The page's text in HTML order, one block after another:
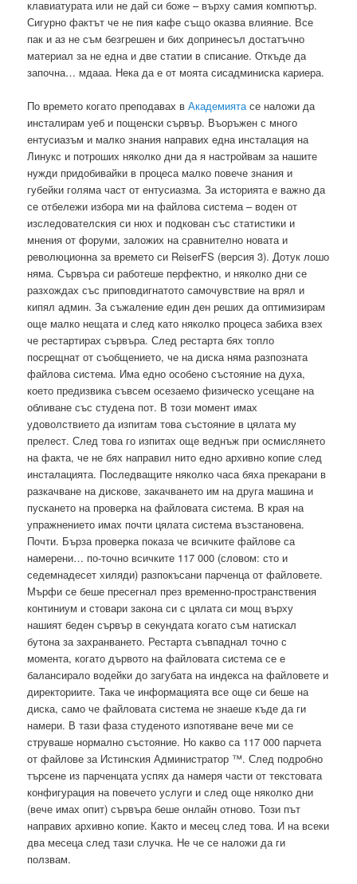
клавиатурата или не дай си боже – върху самия компютър.
Сигурно фактът че не пия кафе също оказва влияние. Все
пак и аз не съм безгрешен и бих допринесъл достатъчно
материал за не една и две статии в списание. Откъде да
започна… мдааа. Нека да е от моята сисадминиска кариера.
По времето когато преподавах вАкадемиятасе наложи да
инсталирам уеб и пощенски сървър. Въоръжен с много
ентусиазъм и малко знания направих една инсталация на
Линукс и потроших няколко дни да я настройвам за нашите
нужди придобивайки в процеса малко повече знания и
губейки голяма част от ентусиазма. За историята е важно да
се отбележи избора ми на файлова система – воден от
изследователския си нюх и подкован със статистики и
мнения от форуми, заложих на сравнително новата и
революционна за времето си ReiserFS (версия 3). Дотук лошо
няма. Сървъра си работеше перфектно, и няколко дни се
разхождах със приповдигнатото самочувствие на врял и
кипял админ. За съжаление един ден реших да оптимизирам
още малко нещата и след като няколко процеса забиха взех
че рестартирах сървъра. След рестарта бях топло
посрещнат от съобщението, че на диска няма разпозната
файлова система. Има едно особено състояние на духа,
което предизвика съвсем осезаемо физическо усещане на
обливане със студена пот. В този момент имах
удоволствието да изпитам това състояние в цялата му
прелест. След това го изпитах още веднъж при осмислянето
на факта, че не бях направил нито едно архивно копие след
инсталацията. Последващите няколко часа бяха прекарани в
разкачване на дискове, закачването им на друга машина и
пускането на проверка на файловата система. В края на
упражнението имах почти цялата система възстановена.
Почти. Бърза проверка показа че всичките файлове са
намерени… по-точно всичките 117 000 (словом: сто и
седемнадесет хиляди) разпокъсани парченца от файловете.
Мърфи се беше пресегнал през временно-пространствения
континиум и стовари закона си с цялата си мощ върху
нашият беден сървър в секундата когато съм натискал
бутона за захранването. Рестарта съвпаднал точно с
момента, когато дървото на файловата система се е
балансирало водейки до загубата на индекса на файловете и
директориите. Така че информацията все още си беше на
диска, само че файловата система не знаеше къде да ги
намери. В тази фаза студеното изпотяване вече ми се
струваше нормално състояние. Но какво са 117 000 парчета
от файлове за Истинския Администратор ™. След подробно
търсене из парченцата успях да намеря части от текстовата
конфигурация на повечето услуги и след още няколко дни
(вече имах опит) сървъра беше онлайн отново. Този път
направих архивно копие. Както и месец след това. И на всеки
два месеца след тази случка. Не че се наложи да ги
ползвам.